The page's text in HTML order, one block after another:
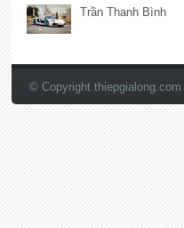
Trần Thanh Bình
© Copyright thiepgialong.com